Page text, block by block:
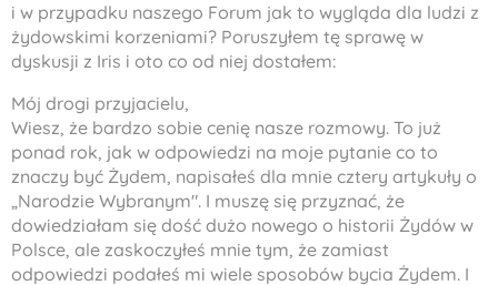
i w przypadku naszego Forum jak to wygląda dla ludzi z
żydowskimi korzeniami? Poruszyłem tę sprawę w
dyskusji z Iris i oto co od niej dostałem:
Mój drogi przyjacielu,
Wiesz, że bardzo sobie cenię nasze rozmowy. To już
ponad rok, jak w odpowiedzi na moje pytanie co to
znaczy być Żydem, napisałeś dla mnie cztery artykuły o
„Narodzie Wybranym". I muszę się przyznać, że
dowiedziałam się dość dużo nowego o historii Żydów w
Polsce, ale zaskoczyłeś mnie tym, że zamiast
odpowiedzi podałeś mi wiele sposobów bycia Żydem. I